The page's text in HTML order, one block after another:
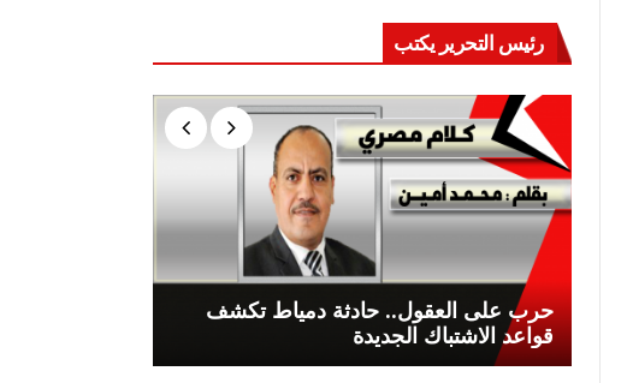
رئيس التحرير يكتب
حرب على العقول.. حادثة دمياط تكشف
قواعد الاشتباك الجديدة